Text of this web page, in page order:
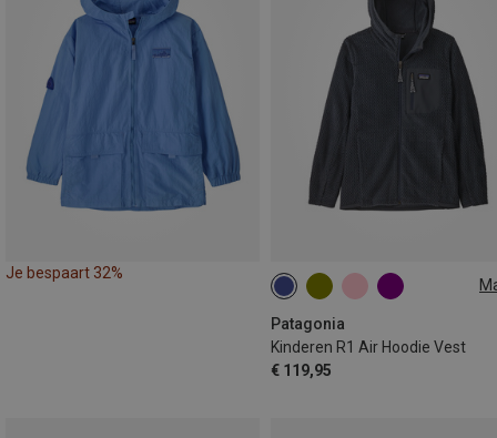
Je bespaart 32%
Patagonia
Kinderen R1 Air Hoodie Vest
€ 119,95
S M L XL
118